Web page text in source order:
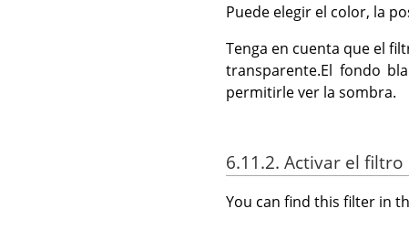
Puede elegir el color, la
Tenga en cuenta que el
transparente.El fondo
permitirle ver la sombra.
6.11.2. Activar el filtro
You can find this filter in